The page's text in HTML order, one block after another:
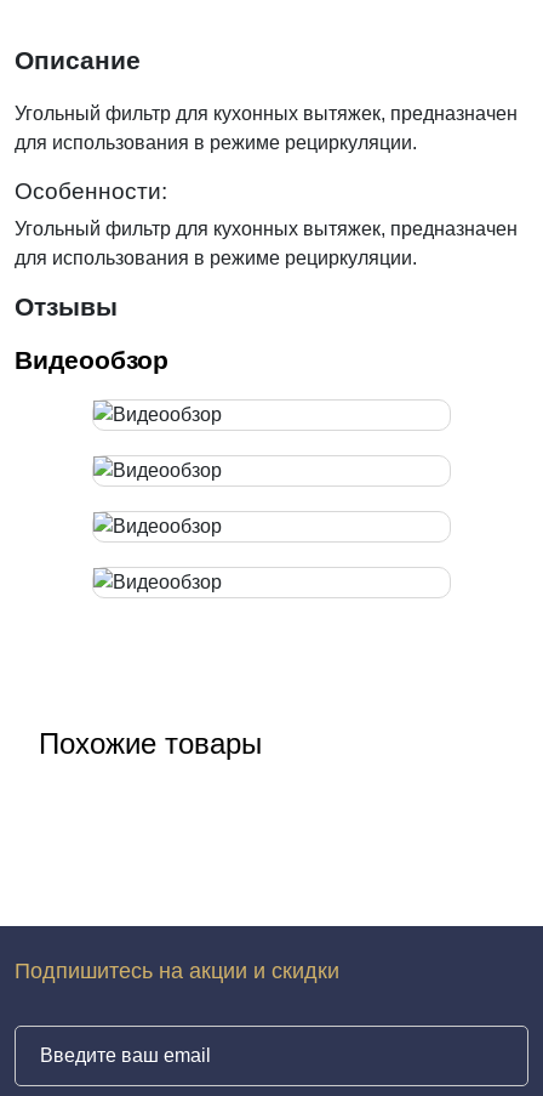
Описание
Угольный фильтр для кухонных вытяжек, предназначен
для использования в режиме рециркуляции.
Особенности:
Угольный фильтр для кухонных вытяжек, предназначен
для использования в режиме рециркуляции.
Отзывы
Видеообзор
Похожие товары
Подпишитесь на акции и скидки